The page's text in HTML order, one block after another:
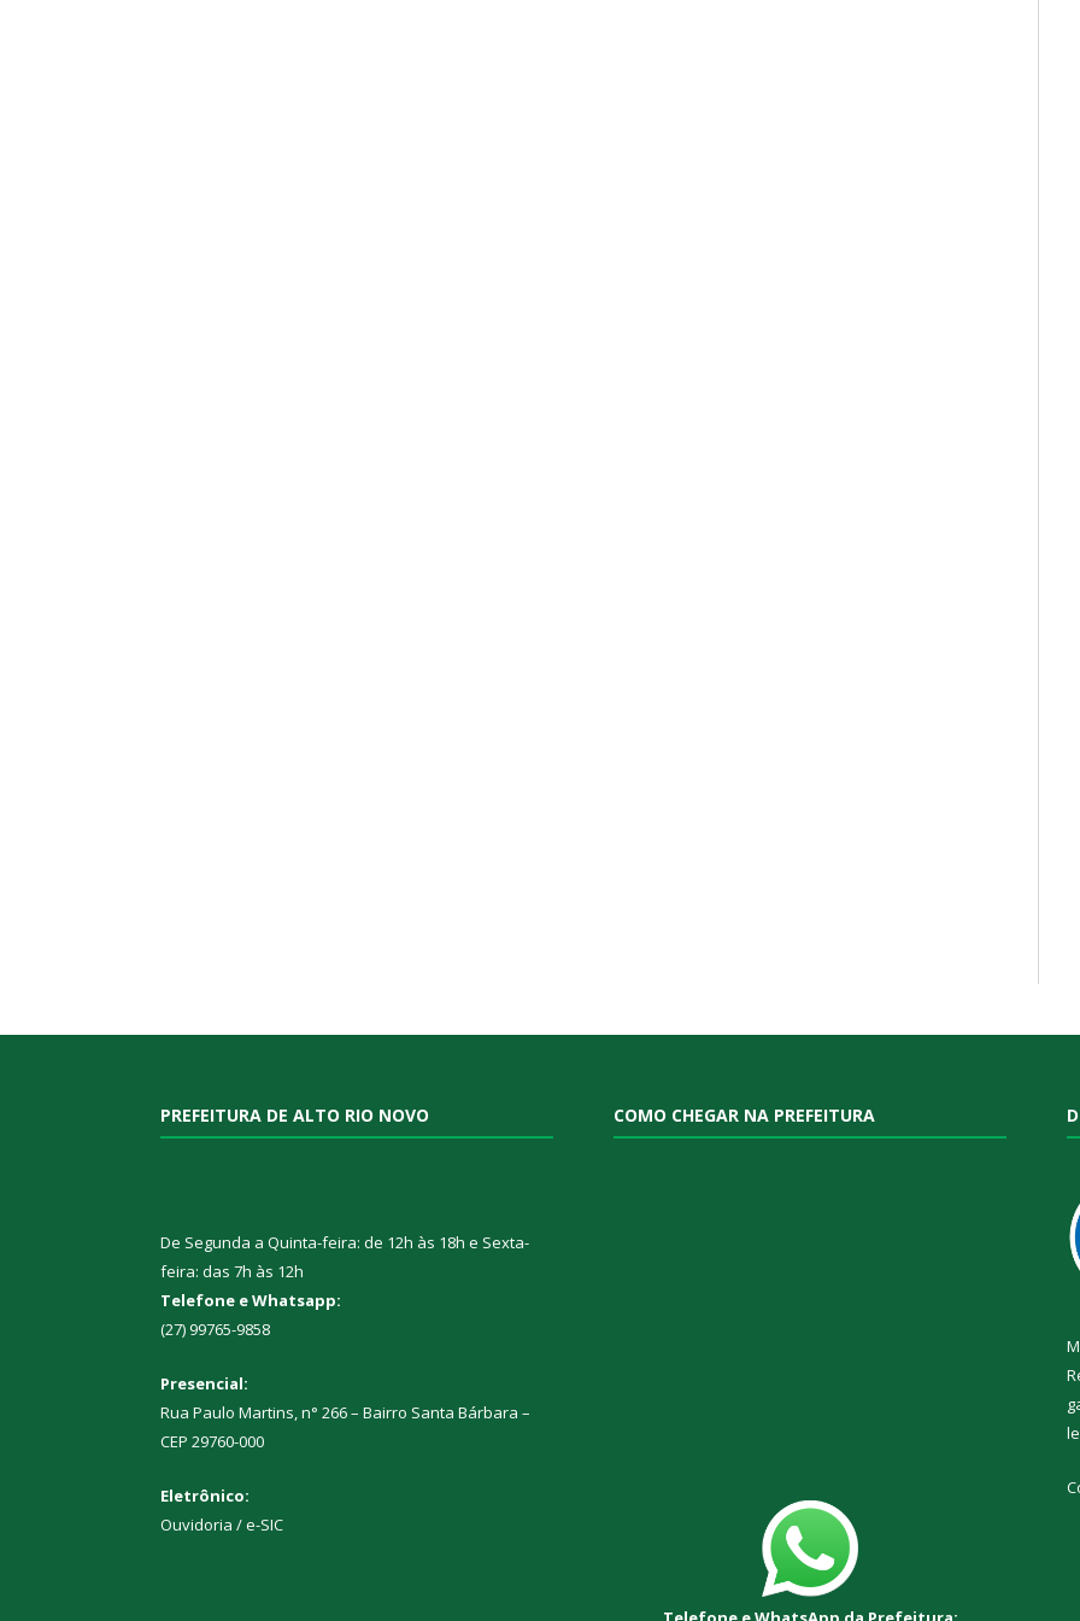
PREFEITURA DE ALTO RIO NOVO
De Segunda a Quinta-feira: de 12h às 18h e Sexta-
feira: das 7h às 12h
Telefone e Whatsapp:
(27) 99765-9858
Presencial:
Rua Paulo Martins, n° 266 – Bairro Santa Bárbara –
CEP 29760-000
Eletrônico:
Ouvidoria /e-SIC
COMO CHEGAR NA PREFEITURA